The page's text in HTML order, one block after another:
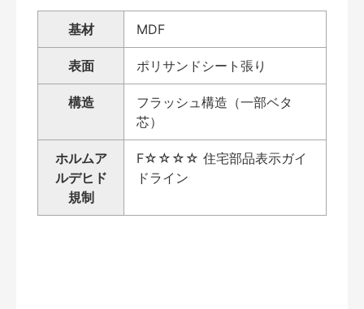
基材 MDF
表面 ポリサンドシート張り
構造
フラッシュ構造（一部ベタ
芯）
ホルムア
ルデヒド
規制
F☆☆☆☆ 住宅部品表示ガイ
ドライン